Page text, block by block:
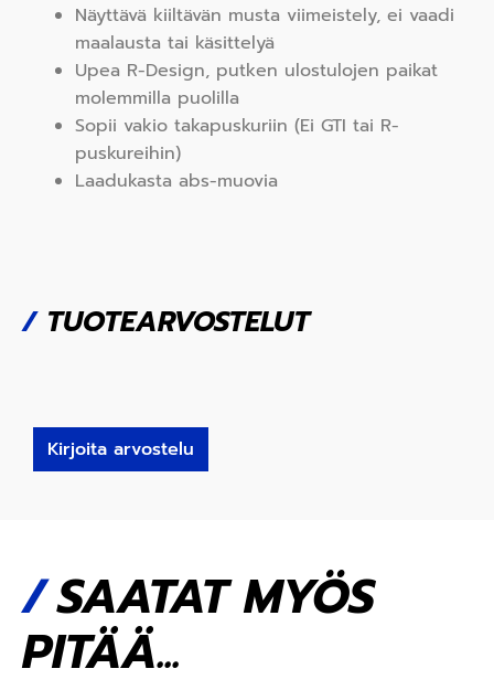
Näyttävä kiiltävän musta viimeistely, ei vaadi
maalausta tai käsittelyä
Upea R-Design, putken ulostulojen paikat
molemmilla puolilla
Sopii vakio takapuskuriin (Ei GTI tai R-
puskureihin)
Laadukasta abs-muovia
/TUOTEARVOSTELUT
Kirjoita arvostelu
SAATAT MYÖS
PITÄÄ...